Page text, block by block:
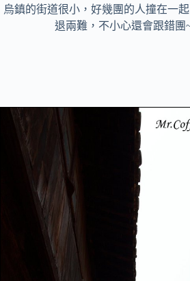
烏鎮的街道很小，好幾團的人撞在一
退兩難，不小心還會跟錯團